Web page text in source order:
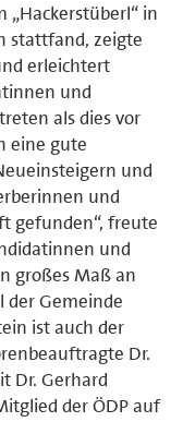
„Hackerstüberl“ in
stattfand, zeigte
erleichtert
und
als dies vor
eine gute
und
und
gefunden“, freute
und
großes Maß an
der Gemeinde
ist auch der
Dr.
Dr. Gerhard
der ÖDP auf